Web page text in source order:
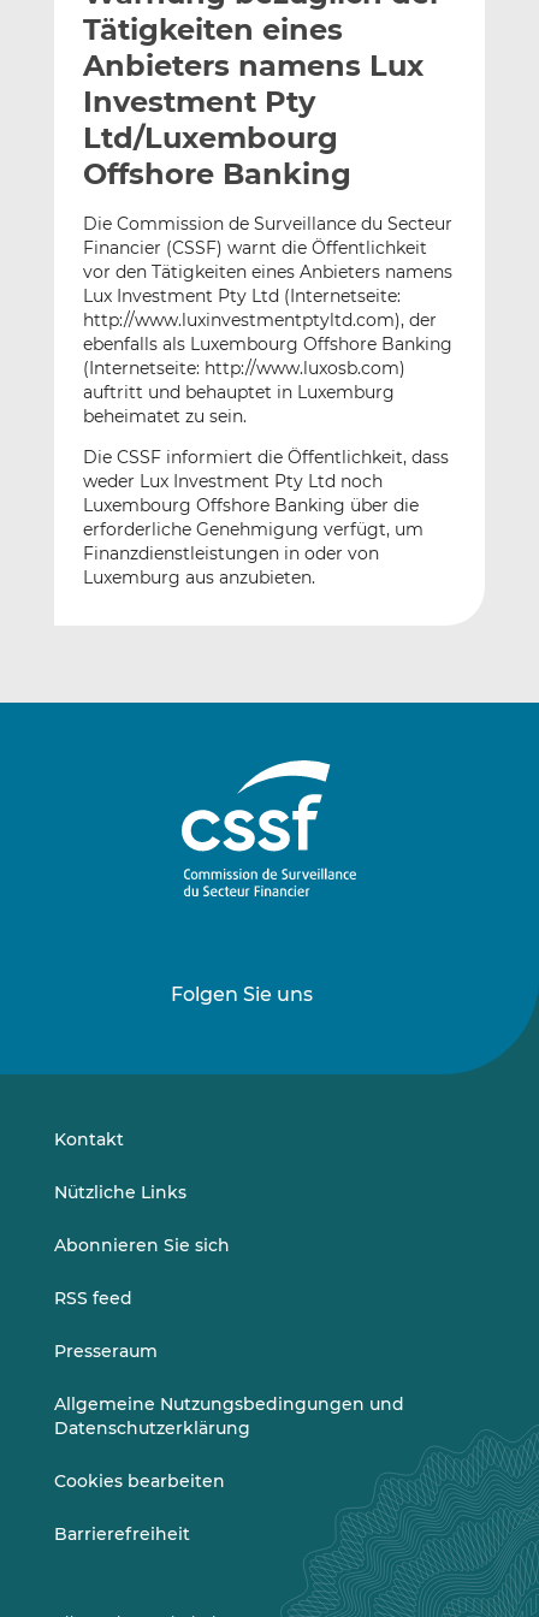
a
n
n
k
e
d
I
t
i
l
e
n
c
e
b
o
o
t
i
l
e
n
Tätigkeiten eines
Anbieters namens Lux
Investment Pty
Ltd/Luxembourg
Offshore Banking
Die Commission de Surveillance du Secteur
Financier (CSSF) warnt die Öffentlichkeit
vor den Tätigkeiten eines Anbieters namens
Lux Investment Pty Ltd (Internetseite:
http://www.luxinvestmentptyltd.com), der
ebenfalls als Luxembourg Offshore Banking
(Internetseite: http://www.luxosb.com)
auftritt und behauptet in Luxemburg
beheimatet zu sein.
Die CSSF informiert die Öffentlichkeit, dass
weder Lux Investment Pty Ltd noch
Luxembourg Offshore Banking über die
erforderliche Genehmigung verfügt, um
Finanzdienstleistungen in oder von
Luxemburg aus anzubieten.
Folgen Sie uns
uns
uns
Kontakt
Nützliche Links
Abonnieren Sie sich
RSS feed
Presseraum
Allgemeine Nutzungsbedingungen und
Datenschutzerklärung
Cookies bearbeiten
Barrierefreiheit